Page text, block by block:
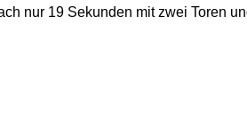
nur 19 Sekunden mit zwei Toren